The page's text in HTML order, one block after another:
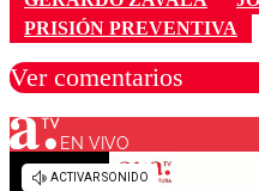
PRISIÓN PREVENTIVA
Ver comentarios
Los comentarios son
diálogo
EN VIVO